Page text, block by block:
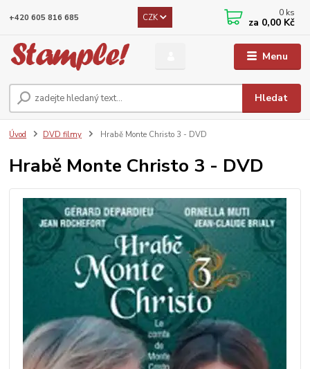
Menu
CZK
Hledat
+420 605 816 685 0 ks
za 0,00 Kč
Úvod DVD filmy Hrabě Monte Christo 3 - DVD
Hrabě Monte Christo 3 - DVD